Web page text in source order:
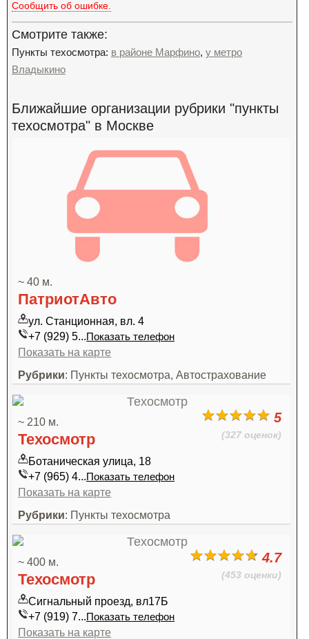
Сообщить об ошибке.
Смотрите также:
Пункты техосмотра: в районе Марфино, у метро
Владыкино
Ближайшие организации рубрики "пункты
техосмотра" в Москве
~ 40 м.
ПатриотАвто
ул. Станционная, вл. 4
+7 (929) 5...Показать телефон
Показать на карте
Рубрики: Пункты техосмотра, Автострахование
5
(327 оценок)
~ 210 м.
Техосмотр
Ботаническая улица, 18
+7 (965) 4...Показать телефон
Показать на карте
Рубрики: Пункты техосмотра
4.7
(453 оценки)
~ 400 м.
Техосмотр
Сигнальный проезд, вл17Б
+7 (919) 7...Показать телефон
Показать на карте